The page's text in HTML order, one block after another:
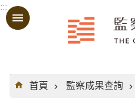
跳到主要內容區塊
:::
:::
首頁
監察成果查詢